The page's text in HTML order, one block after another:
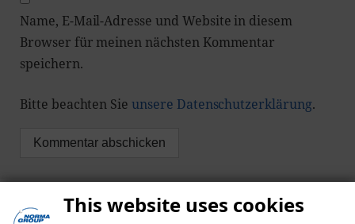
This website uses cookies
Name, E-Mail-Adresse und Website in diesem
Browser für meinen nächsten Kommentar
speichern.
Bitte beachten Sieunsere Datenschutzerklärung.